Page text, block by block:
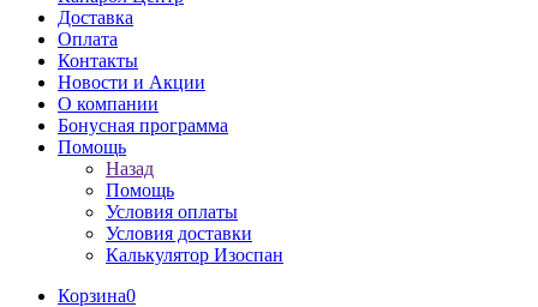
Доставка
Оплата
Контакты
Новости и Акции
О компании
Бонусная программа
Помощь
Назад
Помощь
Условия оплаты
Условия доставки
Калькулятор Изоспан
Корзина0